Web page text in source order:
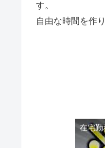
す。
自由な時間を作
在宅